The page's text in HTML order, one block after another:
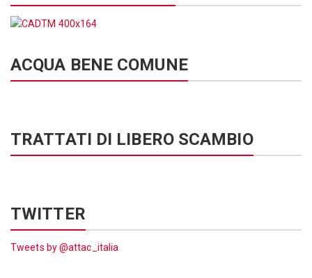
ACQUA BENE COMUNE
TRATTATI DI LIBERO SCAMBIO
TWITTER
Tweets by @attac_italia